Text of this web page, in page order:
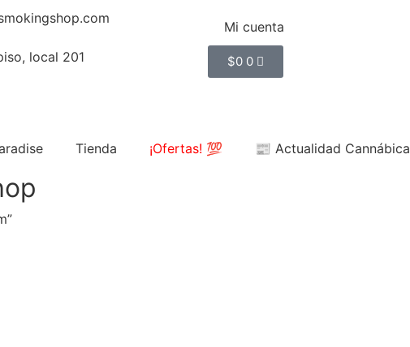
local 201
Mi cuenta
$0 0
Tienda ¡Ofertas! 💯 📰 Actualidad Cannábica